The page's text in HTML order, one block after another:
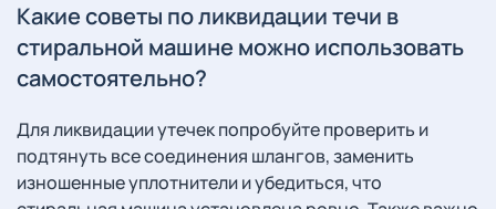
Какие советы по ликвидации течи в
стиральной машине можно использовать
самостоятельно?
Для ликвидации утечек попробуйте проверить и
подтянуть все соединения шлангов, заменить
изношенные уплотнители и убедиться, что